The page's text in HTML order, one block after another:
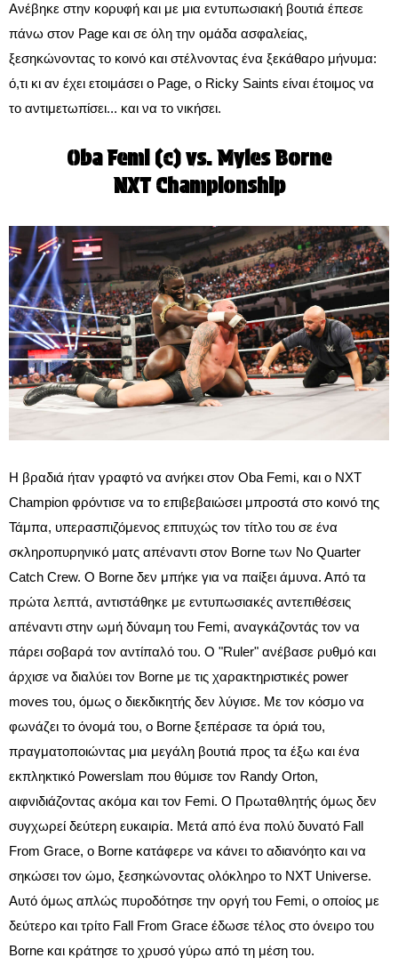
Ανέβηκε στην κορυφή και με μια εντυπωσιακή βουτιά έπεσε
πάνω στον Page και σε όλη την ομάδα ασφαλείας,
ξεσηκώνοντας το κοινό και στέλνοντας ένα ξεκάθαρο μήνυμα:
ό,τι κι αν έχει ετοιμάσει ο Page, ο Ricky Saints είναι έτοιμος να
το αντιμετωπίσει... και να το νικήσει.
Oba Femi (c) vs. Myles Borne
NXT Championship
Η βραδιά ήταν γραφτό να ανήκει στον Oba Femi, και ο NXT
Champion φρόντισε να το επιβεβαιώσει μπροστά στο κοινό της
Τάμπα, υπερασπιζόμενος επιτυχώς τον τίτλο του σε ένα
σκληροπυρηνικό ματς απέναντι στον Borne των No Quarter
Catch Crew. Ο Borne δεν μπήκε για να παίξει άμυνα. Από τα
πρώτα λεπτά, αντιστάθηκε με εντυπωσιακές αντεπιθέσεις
απέναντι στην ωμή δύναμη του Femi, αναγκάζοντάς τον να
πάρει σοβαρά τον αντίπαλό του. Ο "Ruler" ανέβασε ρυθμό και
άρχισε να διαλύει τον Borne με τις χαρακτηριστικές power
moves του, όμως ο διεκδικητής δεν λύγισε. Με τον κόσμο να
φωνάζει το όνομά του, ο Borne ξεπέρασε τα όριά του,
πραγματοποιώντας μια μεγάλη βουτιά προς τα έξω και ένα
εκπληκτικό Powerslam που θύμισε τον Randy Orton,
αιφνιδιάζοντας ακόμα και τον Femi. Ο Πρωταθλητής όμως δεν
συγχωρεί δεύτερη ευκαιρία. Μετά από ένα πολύ δυνατό Fall
From Grace, ο Borne κατάφερε να κάνει το αδιανόητο και να
σηκώσει τον ώμο, ξεσηκώνοντας ολόκληρο το NXT Universe.
Αυτό όμως απλώς πυροδότησε την οργή του Femi, ο οποίος με
δεύτερο και τρίτο Fall From Grace έδωσε τέλος στο όνειρο του
Borne και κράτησε το χρυσό γύρω από τη μέση του.